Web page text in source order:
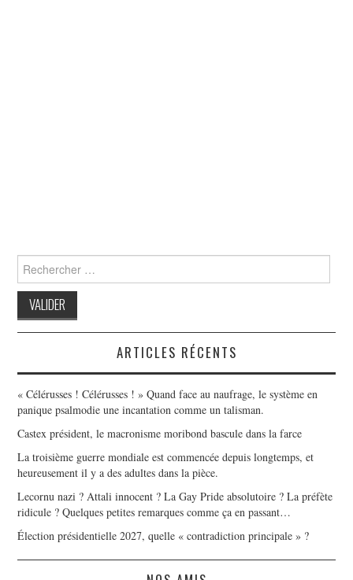
Search
for:
ARTICLES RÉCENTS
« Célérusses ! Célérusses ! » Quand face au naufrage, le système en
panique psalmodie une incantation comme un talisman.
Castex président, le macronisme moribond bascule dans la farce
La troisième guerre mondiale est commencée depuis longtemps, et
heureusement il y a des adultes dans la pièce.
Lecornu nazi ? Attali innocent ? La Gay Pride absolutoire ? La préfète
ridicule ? Quelques petites remarques comme ça en passant…
Élection présidentielle 2027, quelle « contradiction principale » ?